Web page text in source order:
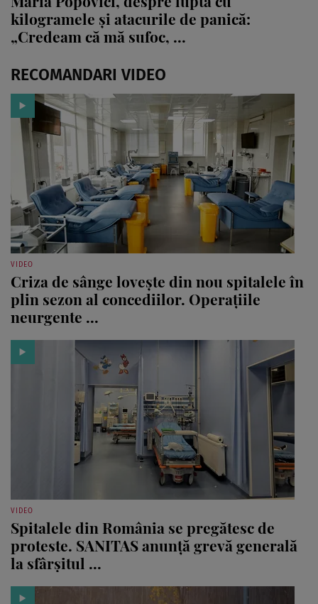
kilogramele și atacurile de panică:
„Credeam că mă sufoc, ...
RECOMANDARI VIDEO
VIDEO
Criza de sânge lovește din nou spitalele în
plin sezon al concediilor. Operațiile
neurgente ...
VIDEO
Spitalele din România se pregătesc de
proteste. SANITAS anunță grevă generală
la sfârșitul ...